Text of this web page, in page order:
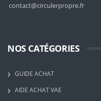
contact@circulerpropre.fr
NOS CATÉGORIES
GUIDE ACHAT
AIDE ACHAT VAE